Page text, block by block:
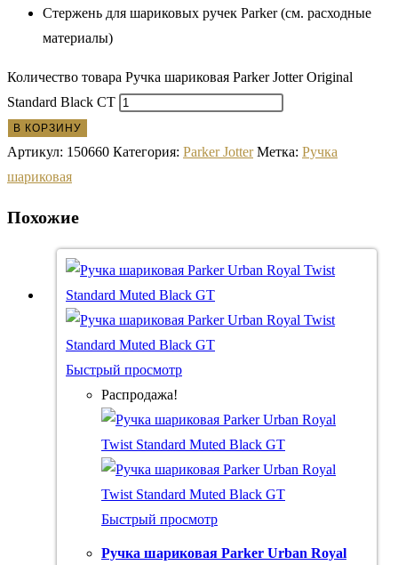
Стержень для шариковых ручек Parker (см. расходные
материалы)
Количество товара Ручка шариковая Parker Jotter Original
Standard Black CT
В КОРЗИНУ
Артикул: 150660 Категория: Parker Jotter Метка: Ручка
шариковая
Похожие
Быстрый просмотр
Распродажа!
Быстрый просмотр
Ручка шариковая Parker Urban Royal